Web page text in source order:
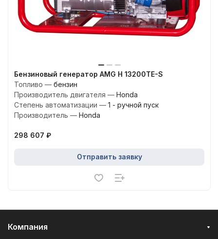
Бензиновый генератор AMG H 13200TE-S
Топливо — бензин
Производитель двигателя — Honda
Степень автоматизации — 1 - ручной пуск
Производитель — Honda
298 607 ₽
Отправить заявку
Компания